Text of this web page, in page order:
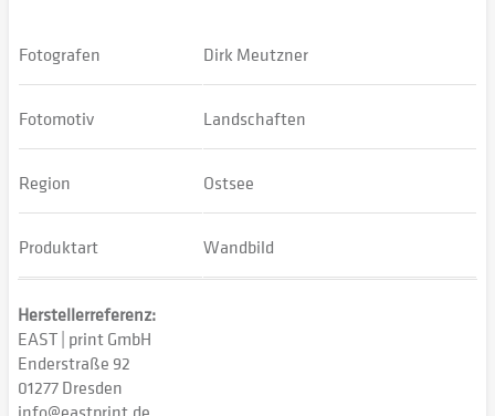
Fotografen Dirk Meutzner
Fotomotiv Landschaften
Region Ostsee
Produktart Wandbild
Herstellerreferenz:
EAST | print GmbH
Enderstraße 92
01277 Dresden